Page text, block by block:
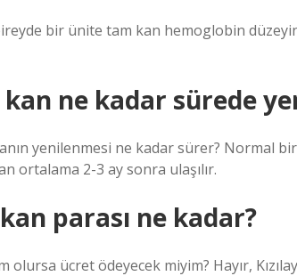
bir ünite tam kan hemoglobin
ne kadar sürede
yenilenmesi ne kadar sürer? Normal
ortalama 2-3 ay sonra ulaşılır.
kan parası ne kadar?
olursa ücret ödeyecek miyim? Hayır,